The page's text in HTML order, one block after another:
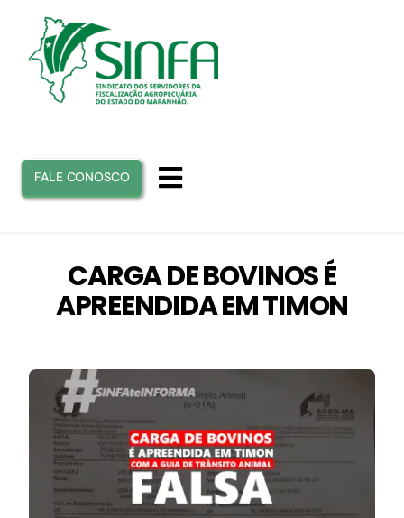
conteúdo
Toggle
SINFA
BOLETIM INFORMATIVO
NOTÍCIAS
FALE CONOSCO
CARGA DE BOVINOS É
APREENDIDA EM TIMON